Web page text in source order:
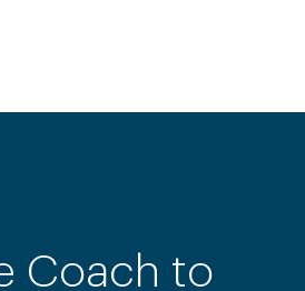
Coach to